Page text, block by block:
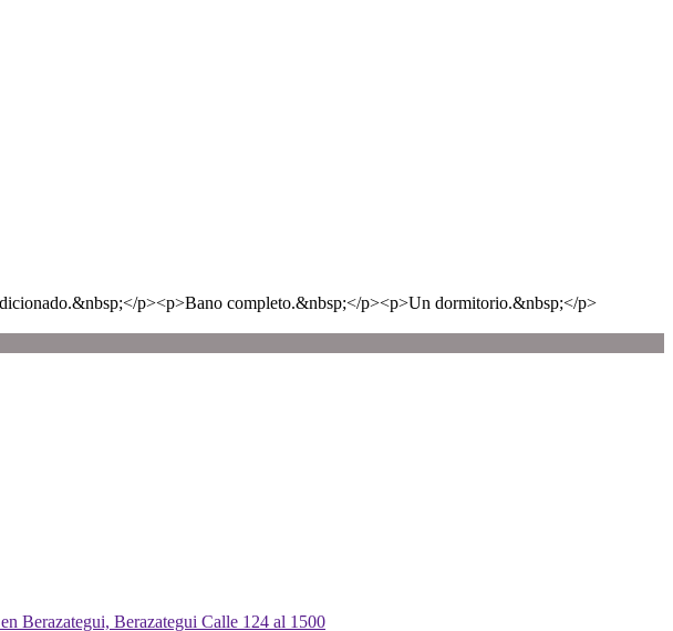
p><p>Bano completo.&nbsp;</p><p>Un dormitorio.&nbsp;</p>